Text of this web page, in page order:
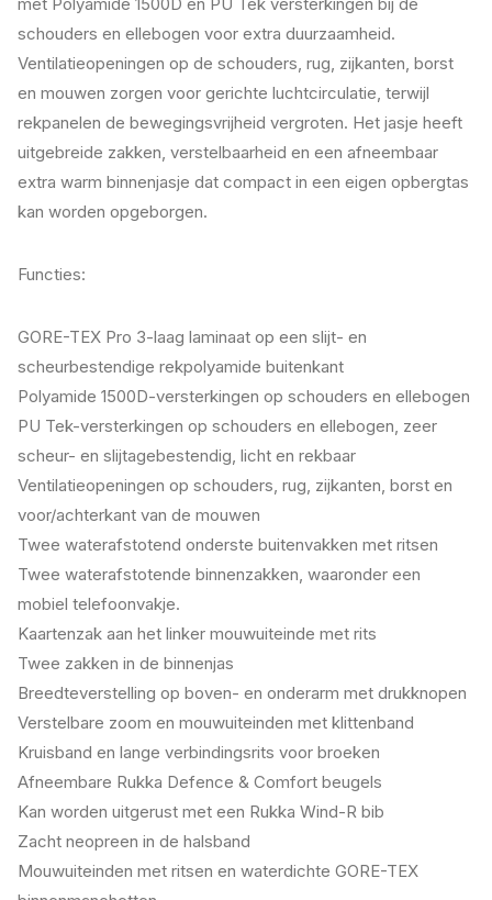
schouders en ellebogen voor extra duurzaamheid.
Ventilatieopeningen op de schouders, rug, zijkanten, borst
en mouwen zorgen voor gerichte luchtcirculatie, terwijl
rekpanelen de bewegingsvrijheid vergroten. Het jasje heeft
uitgebreide zakken, verstelbaarheid en een afneembaar
extra warm binnenjasje dat compact in een eigen opbergtas
kan worden opgeborgen.
Functies:
GORE-TEX Pro 3-laag laminaat op een slijt- en
scheurbestendige rekpolyamide buitenkant
Polyamide 1500D-versterkingen op schouders en ellebogen
PU Tek-versterkingen op schouders en ellebogen, zeer
scheur- en slijtagebestendig, licht en rekbaar
Ventilatieopeningen op schouders, rug, zijkanten, borst en
voor/achterkant van de mouwen
Twee waterafstotend onderste buitenvakken met ritsen
Twee waterafstotende binnenzakken, waaronder een
mobiel telefoonvakje.
Kaartenzak aan het linker mouwuiteinde met rits
Twee zakken in de binnenjas
Breedteverstelling op boven- en onderarm met drukknopen
Verstelbare zoom en mouwuiteinden met klittenband
Kruisband en lange verbindingsrits voor broeken
Afneembare Rukka Defence & Comfort beugels
Kan worden uitgerust met een Rukka Wind-R bib
Zacht neopreen in de halsband
Mouwuiteinden met ritsen en waterdichte GORE-TEX